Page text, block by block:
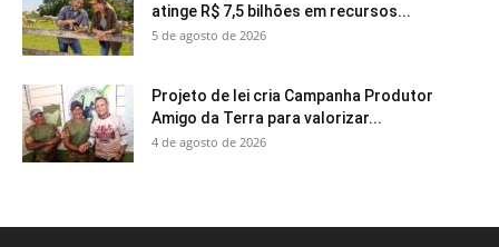
atinge R$ 7,5 bilhões em recursos...
5 de agosto de 2026
Projeto de lei cria Campanha Produtor
Amigo da Terra para valorizar...
4 de agosto de 2026